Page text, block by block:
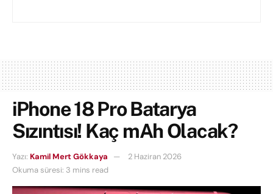
iPhone 18 Pro Batarya
Sızıntısı! Kaç mAh Olacak?
Yazı: Kamil Mert Gökkaya
2 Haziran 2026
Okuma süresi: 3 mins read